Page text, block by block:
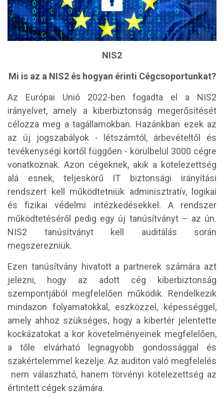
NIS2
Mi is az a NIS2 és hogyan érinti Cégcsoportunkat?
Az Európai Unió 2022-ben fogadta el a NIS2
irányelvet, amely a kiberbiztonság megerősítését
célozza meg a tagállamokban. Hazánkban ezek az
az új jogszabályok - létszámtól, árbevételtől és
tevékenységi körtől függően - körülbelül 3000 cégre
vonatkoznak. Azon cégeknek, akik a kötelezettség
alá esnek, teljeskörű IT biztonsági irányítási
rendszert kell működtetniük adminisztratív, logikai
és fizikai védelmi intézkedésekkel. A rendszer
működtetéséről pedig egy új tanúsítványt – az ún.
NIS2 tanúsítványt kell auditálás során
megszerezniük.
Ezen tanúsítvány hivatott a partnerek számára azt
jelezni, hogy az adott cég kiberbiztonság
szempontjából megfelelően működik. Rendelkezik
mindazon folyamatokkal, eszközzel, képességgel,
amely ahhoz szükséges, hogy a kibertér jelentette
kockázatokat a kor követelményeinek megfelelően,
a tőle elvárható legnagyobb gondossággal és
szakértelemmel kezelje. Az auditon való megfelelés
nem válaszható, hanem törvényi kötelezettség az
értintett cégek számára.